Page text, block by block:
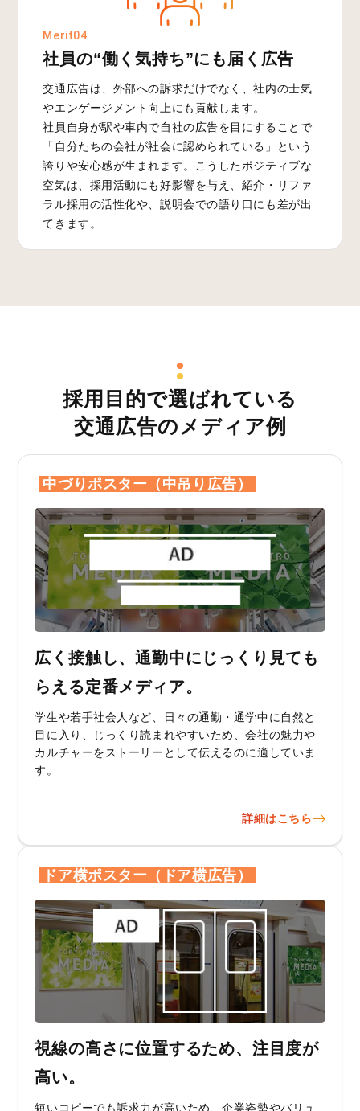
Merit04
社員の“働く気持ち”にも届く広告
交通広告は、外部への訴求だけでなく、社内の士気
やエンゲージメント向上にも貢献します。
社員自身が駅や車内で自社の広告を目にすることで
「自分たちの会社が社会に認められている」という
誇りや安心感が生まれます。こうしたポジティブな
空気は、採用活動にも好影響を与え、紹介・リファ
ラル採用の活性化や、説明会での語り口にも差が出
てきます。
採用目的で選ばれている
交通広告のメディア例
中づりポスター（中吊り広告）
広く接触し、通勤中にじっくり見ても
らえる定番メディア。
学生や若手社会人など、日々の通勤・通学中に自然と
目に入り、じっくり読まれやすいため、会社の魅力や
カルチャーをストーリーとして伝えるのに適していま
す。
詳細はこちら
ドア横ポスター（ドア横広告）
視線の高さに位置するため、注目度が
高い。
短いコピーでも訴求力が高いため、企業姿勢やバリュ